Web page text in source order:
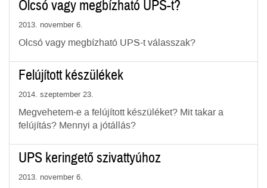
Olcsó vagy megbízható UPS-t?
2013. november 6.
Olcsó vagy megbízható UPS-t válasszak?
Felújított készülékek
2014. szeptember 23.
Megvehetem-e a felújított készüléket? Mit takar a
felújítás? Mennyi a jótállás?
UPS keringető szivattyúhoz
2013. november 6.